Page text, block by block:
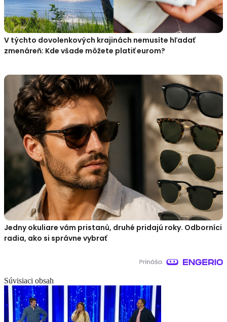
V týchto dovolenkových krajinách nemusíte hľadať
zmenáreň: Kde všade môžete platiť eurom?
Jedny okuliare vám pristanú, druhé pridajú roky. Odborníci
radia, ako si správne vybrať
Súvisiaci obsah